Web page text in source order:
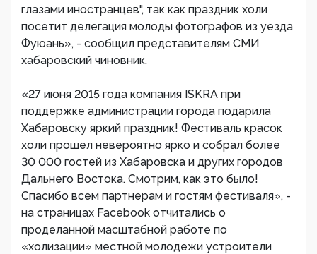
глазами иностранцев", так как праздник холи
посетит делегация молоды фотографов из уезда
Фуюань», - сообщил представителям СМИ
хабаровский чиновник.
«27 июня 2015 года компания ISKRA при
поддержке администрации города подарила
Хабаровску яркий праздник! Фестиваль красок
холи прошел невероятно ярко и собрал более
30 000 гостей из Хабаровска и других городов
Дальнего Востока. Смотрим, как это было!
Спасибо всем партнерам и гостям фестиваля», -
на страницах Facebook отчитались о
проделанной масштабной работе по
«холизации» местной молодежи устроители